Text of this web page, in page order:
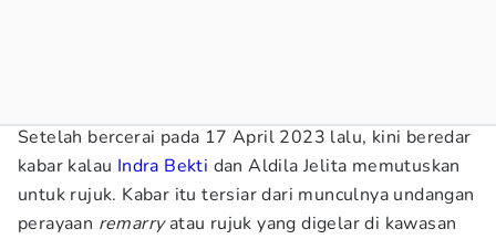
Setelah bercerai pada 17 April 2023 lalu, kini beredar
kabar kalau Indra Bekti dan Aldila Jelita memutuskan
untuk rujuk. Kabar itu tersiar dari munculnya undangan
perayaan remarryatau rujuk yang digelar di kawasan